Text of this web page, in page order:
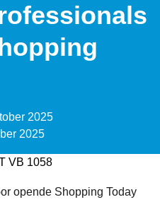
2025
2025
opende Shopping Today